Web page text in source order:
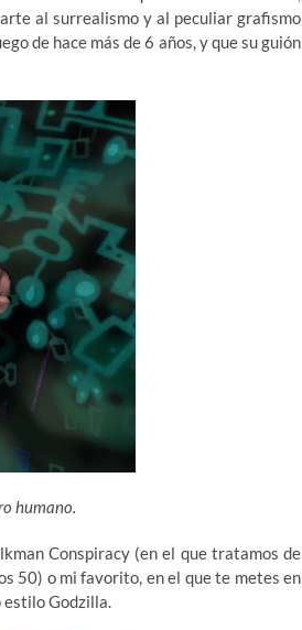
al surrealismo y al peculiar grafismo
de hace más de 6 años, y que su guión
humano.
Conspiracy (en el que tratamos de
50) o mi favorito, en el que te metes en
estilo Godzilla.